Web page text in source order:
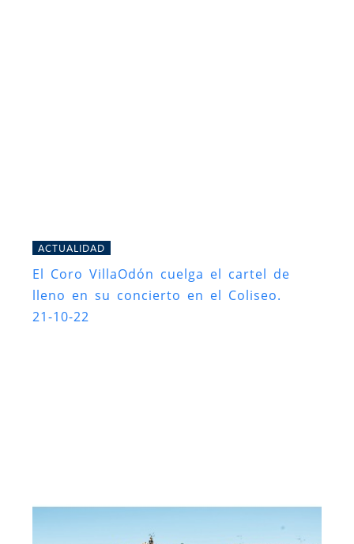
ACTUALIDAD
El Coro VillaOdón cuelga el cartel de
lleno en su concierto en el Coliseo.
21-10-22